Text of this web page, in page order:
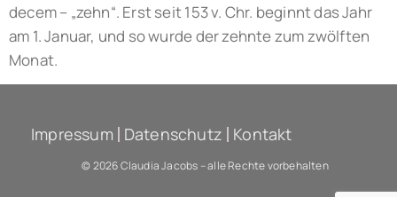
decem – „zehn“. Erst seit 153 v. Chr. beginnt das Jahr
am 1. Januar, und so wurde der zehnte zum zwölften
Monat.
Impressum Datenschutz Kontakt
© 2026 Claudia Jacobs – alle Rechte vorbehalten